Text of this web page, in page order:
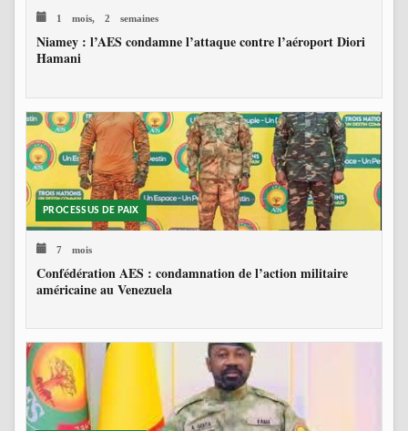
1 mois, 2 semaines
Niamey : l’AES condamne l’attaque contre l’aéroport Diori
Hamani
PROCESSUS DE PAIX
7 mois
Confédération AES : condamnation de l’action militaire
américaine au Venezuela